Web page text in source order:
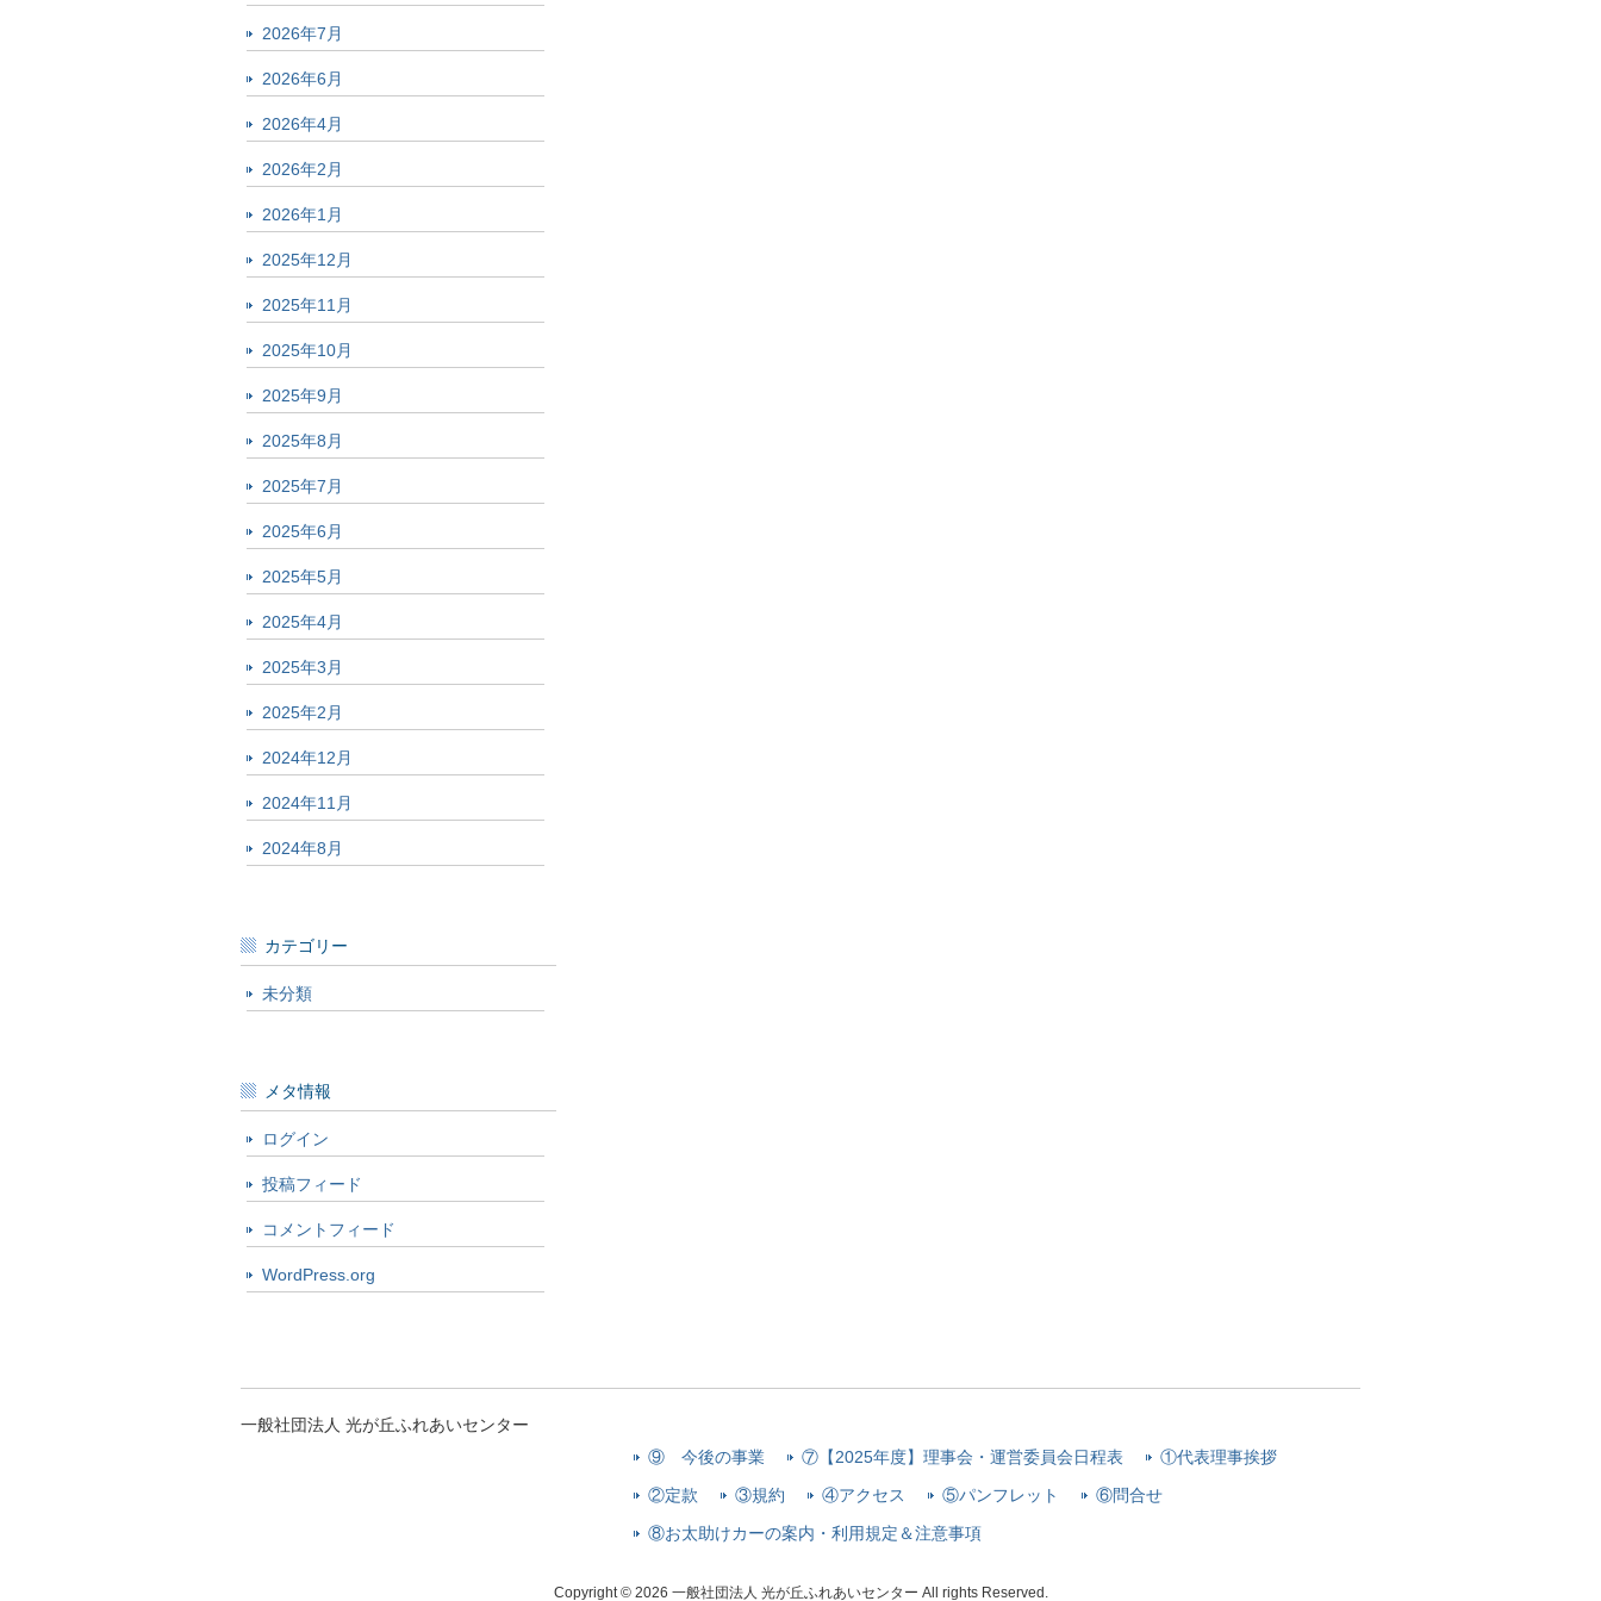
2026年7月
2026年6月
2026年4月
2026年2月
2026年1月
2025年12月
2025年11月
2025年10月
2025年9月
2025年8月
2025年7月
2025年6月
2025年5月
2025年4月
2025年3月
2025年2月
2024年12月
2024年11月
2024年8月
カテゴリー
未分類
メタ情報
ログイン
投稿フィード
コメントフィード
WordPress.org
一般社団法人 光が丘ふれあいセンター
⑨ 今後の事業 ⑦【2025年度】理事会・運営委員会日程表 ①代表理事挨拶
②定款 ③規約 ④アクセス ⑤パンフレット ⑥問合せ
⑧お太助けカーの案内・利用規定＆注意事項
Copyright © 2026 一般社団法人 光が丘ふれあいセンター All rights Reserved.